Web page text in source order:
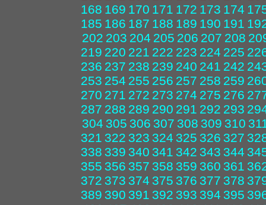
168 169 170 171 172 173 174
185 186 187 188 189 190 191
202 203 204 205 206 207 208
219 220 221 222 223 224 225
236 237 238 239 240 241 242
253 254 255 256 257 258 259
270 271 272 273 274 275 276
287 288 289 290 291 292 293
304 305 306 307 308 309 310
321 322 323 324 325 326 327
338 339 340 341 342 343 344
355 356 357 358 359 360 361
372 373 374 375 376 377 378
389 390 391 392 393 394 395